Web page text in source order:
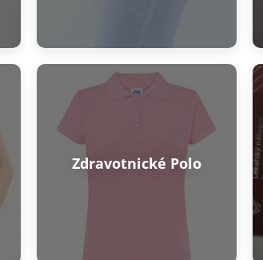
Zdravotnické Polo